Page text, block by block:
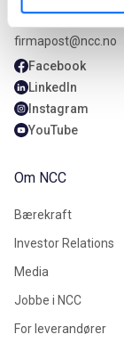
+47 22 98 68 00
firmapost@ncc.no
Facebook
LinkedIn
Instagram
YouTube
Om NCC
Bærekraft
Investor Relations
Media
Jobbe i NCC
For leverandører